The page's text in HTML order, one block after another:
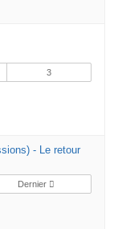
3
- Le retour
Dernier